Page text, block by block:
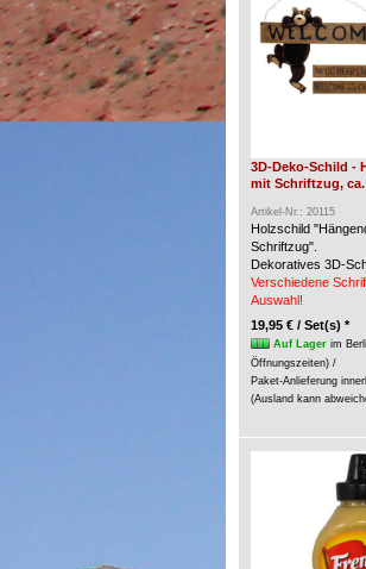
3D-Deko-Schild -
mit Schriftzug, ca.
Artikel-Nr.: 20115
Holzschild
Schriftzug".
Dekoratives 3D-
Verschiedene
Auswahl!
19,95 € / Set(s) *
Auf Lagerim
Öffnungszeiten) /
Paket-Anlieferung
(Ausland kann